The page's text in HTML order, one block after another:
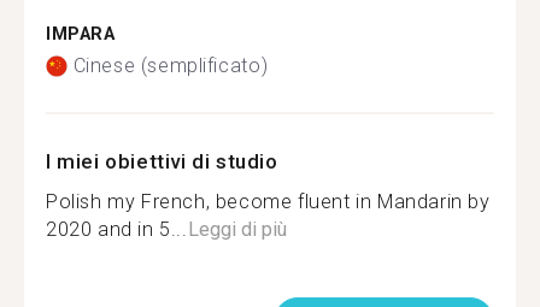
IMPARA
Cinese (semplificato)
I miei obiettivi di studio
Polish my French, become fluent in Mandarin by
2020 and in 5...Leggi di più